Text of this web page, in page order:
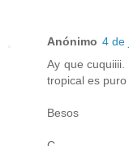
Anónimo 4 de
Ay que
tropical es
Besos